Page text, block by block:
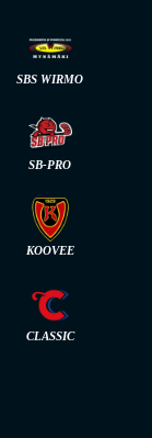
SBS WIRMO
SB-PRO
KOOVEE
CLASSIC